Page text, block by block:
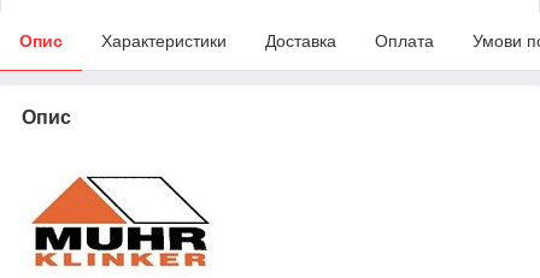
Опис Характеристики Доставка Оплата Умови
Опис